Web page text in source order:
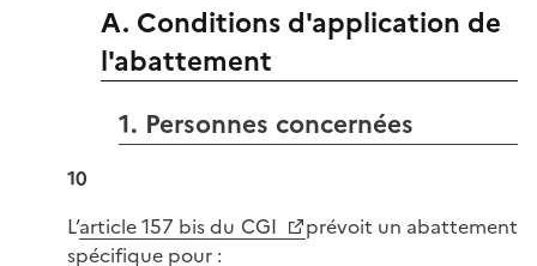
A. Conditions d'application de
l'abattement
1. Personnes concernées
10
L’article 157 bis du CGI
prévoit un abattement
spécifique pour :